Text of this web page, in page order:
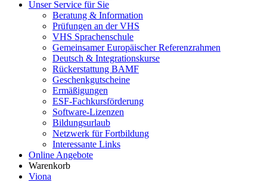
Unser Service für Sie
Beratung & Information
Prüfungen an der VHS
VHS Sprachenschule
Gemeinsamer Europäischer Referenzrahmen
Deutsch & Integrationskurse
Rückerstattung BAMF
Geschenkgutscheine
Ermäßigungen
ESF-Fachkursförderung
Software-Lizenzen
Bildungsurlaub
Netzwerk für Fortbildung
Interessante Links
Online Angebote
Warenkorb
Viona